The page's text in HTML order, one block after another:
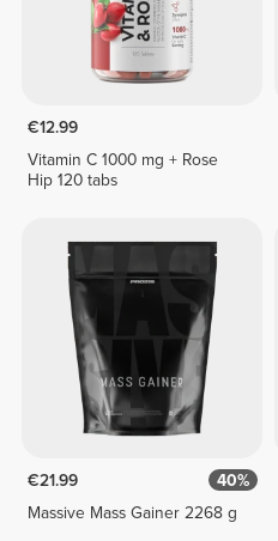
€12.99
Vitamin C 1000 mg + Rose
Hip 120 tabs
€21.99
40%
Massive Mass Gainer 2268 g